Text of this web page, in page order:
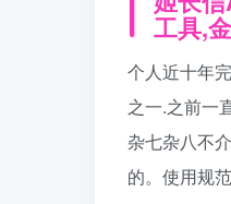
工具,
个人近十年
之一.之前一
杂七杂八不
的。使用规